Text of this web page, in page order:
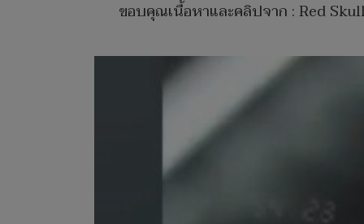
ขอบคุณเนื้อหาและคลิปจาก : Red